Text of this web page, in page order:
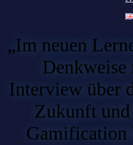
„Im neuen
Interview über
Zukunft
Gamification